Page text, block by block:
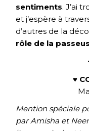
sentiments. J’ai
et j’espère à
d’autres de la
rôle de la
♥
Mention spéciale
par Amisha et